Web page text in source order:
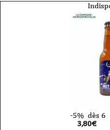
-5% dès 6
3,80€